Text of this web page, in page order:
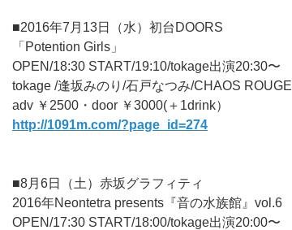
■2016年7月13日（水）初台DOORS
「Potention Girls」
OPEN/18:30 START/19:10/tokage出演20:30〜
tokage /逢坂みのり/石戸なつみ/CHAOS ROUGE
adv ￥2500・door ￥3000(＋1drink）
http://1091m.com/?page_id=274
■8月6日（土）赤坂グラフィティ
2016年Neontetra presents『音の水族館』vol.6
OPEN/17:30 START/18:00/tokage出演20:00〜